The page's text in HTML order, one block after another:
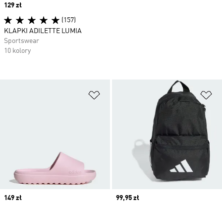
Dodaj do listy życzeń
Price
149 zł
Price
99,95 zł
Price
129 zł
(157)
KLAPKI ADILETTE LUMIA
Sportswear
10 kolory